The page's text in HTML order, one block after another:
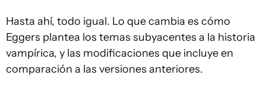
Hasta ahí, todo igual. Lo que cambia es cómo
Eggers plantea los temas subyacentes a la historia
vampírica, y las modificaciones que incluye en
comparación a las versiones anteriores.